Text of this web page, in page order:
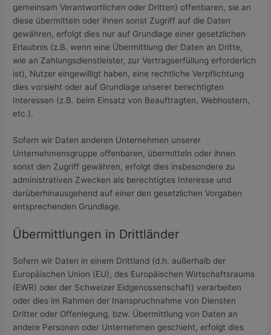
gemeinsam Verantwortlichen oder Dritten) offenbaren, sie an
diese übermitteln oder ihnen sonst Zugriff auf die Daten
gewähren, erfolgt dies nur auf Grundlage einer gesetzlichen
Erlaubnis (z.B. wenn eine Übermittlung der Daten an Dritte,
wie an Zahlungsdienstleister, zur Vertragserfüllung erforderlich
ist), Nutzer eingewilligt haben, eine rechtliche Verpflichtung
dies vorsieht oder auf Grundlage unserer berechtigten
Interessen (z.B. beim Einsatz von Beauftragten, Webhostern,
etc.).
Sofern wir Daten anderen Unternehmen unserer
Unternehmensgruppe offenbaren, übermitteln oder ihnen
sonst den Zugriff gewähren, erfolgt dies insbesondere zu
administrativen Zwecken als berechtigtes Interesse und
darüberhinausgehend auf einer den gesetzlichen Vorgaben
entsprechenden Grundlage.
Übermittlungen in Drittländer
Sofern wir Daten in einem Drittland (d.h. außerhalb der
Europäischen Union (EU), des Europäischen Wirtschaftsraums
(EWR) oder der Schweizer Eidgenossenschaft) verarbeiten
oder dies im Rahmen der Inanspruchnahme von Diensten
Dritter oder Offenlegung, bzw. Übermittlung von Daten an
andere Personen oder Unternehmen geschieht, erfolgt dies